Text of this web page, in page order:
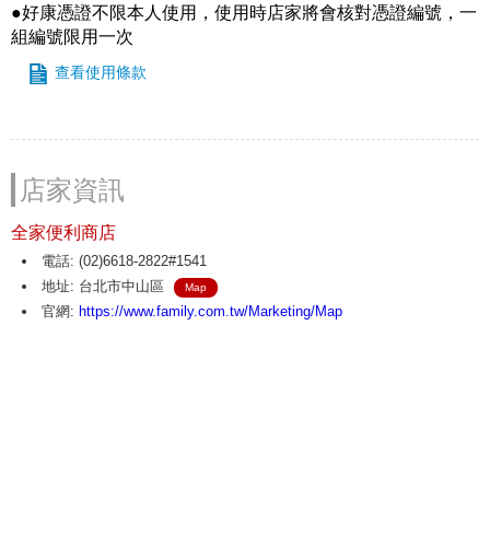
●好康憑證不限本人使用，使用時店家將會核對憑證編號，一
組編號限用一次
查看使用條款
店家資訊
全家便利商店
電話: (02)6618-2822#1541
地址: 台北市中山區
Map
官網: https://www.family.com.tw/Marketing/Map